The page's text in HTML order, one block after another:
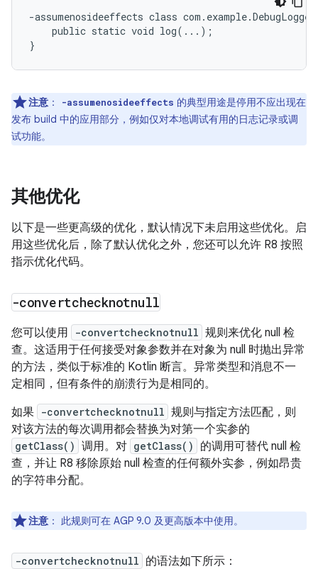
-assumenosideeffects class
    public static void log(...);
注意 ： -assumenosideeffects 的典型用途是停用不应出现在
发布 build 中的应用部分，例如仅对本地调试有用的日志记录或调
试功能。
其他优化
以下是一些更高级的优化，默认情况下未启用这些优化。启
用这些优化后，除了默认优化之外，您还可以允许 R8 按照
指示优化代码。
-convertchecknotnull
您可以使用 -convertchecknotnull 规则来优化 null 检
查。这适用于任何接受对象参数并在对象为 null 时抛出异常
的方法，类似于标准的 Kotlin 断言。异常类型和消息不一
定相同，但有条件的崩溃行为是相同的。
如果 -convertchecknotnull 规则与指定方法匹配，则
对该方法的每次调用都会替换为对第一个实参的
getClass() 调用。对 getClass()
的调用可替代 null 检
查，并让 R8 移除原始 null 检查的任何额外实参，例如昂贵
的字符串分配。
注意 ： 此规则可在 AGP 9.0 及更高版本中使用。
-convertchecknotnull 的语法如下所示：